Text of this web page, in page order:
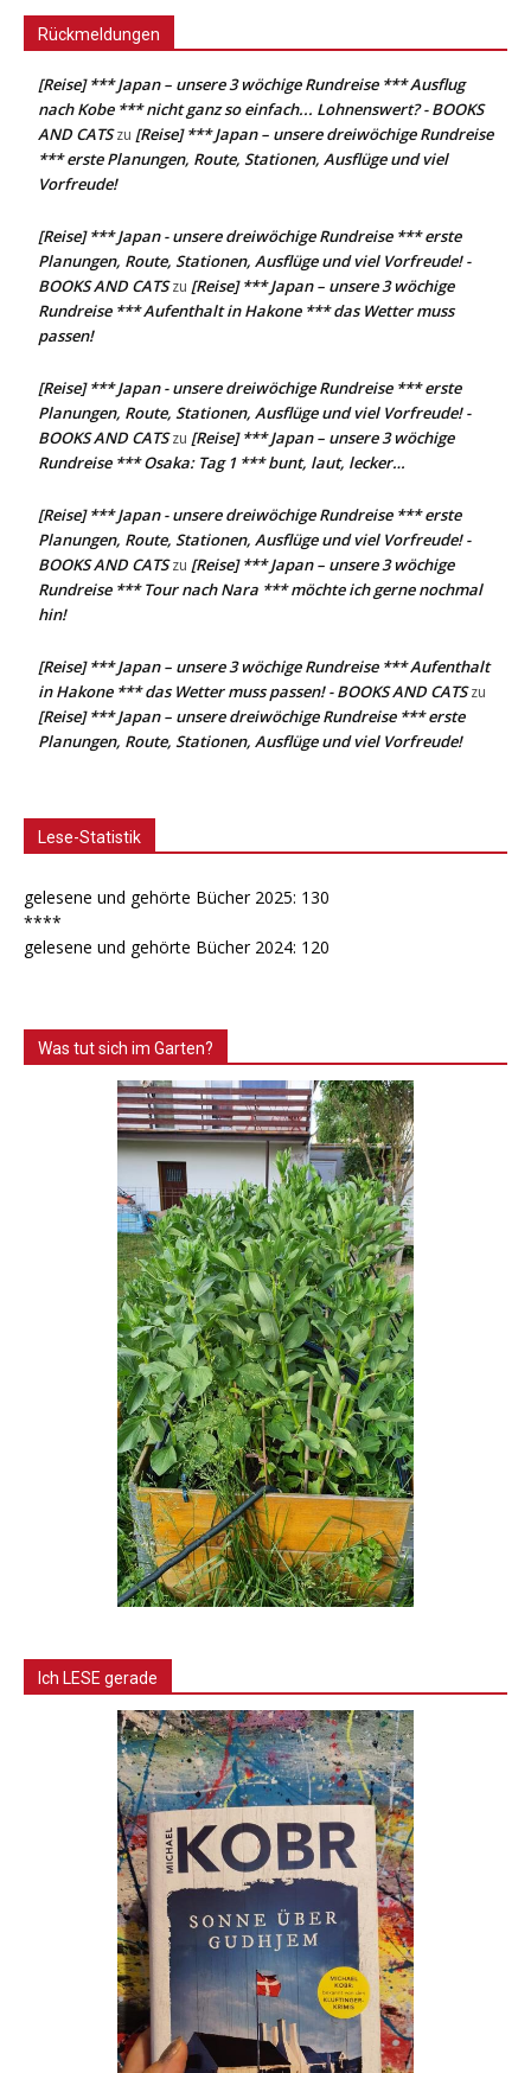
Rückmeldungen
[Reise] *** Japan – unsere 3 wöchige Rundreise *** Ausflug
nach Kobe *** nicht ganz so einfach... Lohnenswert? - BOOKS
AND CATSzu [Reise] *** Japan – unsere dreiwöchige Rundreise
*** erste Planungen, Route, Stationen, Ausflüge und viel
Vorfreude!
[Reise] *** Japan - unsere dreiwöchige Rundreise *** erste
Planungen, Route, Stationen, Ausflüge und viel Vorfreude! -
BOOKS AND CATSzu [Reise] *** Japan – unsere 3 wöchige
Rundreise *** Aufenthalt in Hakone *** das Wetter muss
passen!
[Reise] *** Japan - unsere dreiwöchige Rundreise *** erste
Planungen, Route, Stationen, Ausflüge und viel Vorfreude! -
BOOKS AND CATSzu [Reise] *** Japan – unsere 3 wöchige
Rundreise *** Osaka: Tag 1 *** bunt, laut, lecker…
[Reise] *** Japan - unsere dreiwöchige Rundreise *** erste
Planungen, Route, Stationen, Ausflüge und viel Vorfreude! -
BOOKS AND CATSzu [Reise] *** Japan – unsere 3 wöchige
Rundreise *** Tour nach Nara *** möchte ich gerne nochmal
hin!
[Reise] *** Japan – unsere 3 wöchige Rundreise *** Aufenthalt
in Hakone *** das Wetter muss passen! - BOOKS AND CATSzu
[Reise] *** Japan – unsere dreiwöchige Rundreise *** erste
Planungen, Route, Stationen, Ausflüge und viel Vorfreude!
Lese-Statistik
gelesene und gehörte Bücher 2025: 130
****
gelesene und gehörte Bücher 2024: 120
Was tut sich im Garten?
Ich LESE gerade